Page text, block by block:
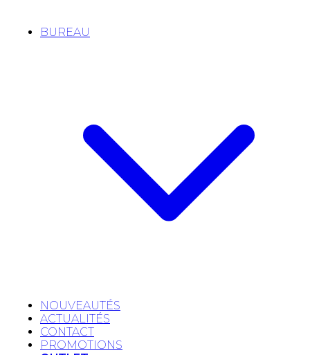
BUREAU
NOUVEAUTÉS
ACTUALITÉS
CONTACT
PROMOTIONS